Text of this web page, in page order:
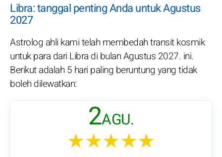
Libra: tanggal penting Anda untuk Agustus
2027
Astrolog ahli kami telah membedah transit kosmik
untuk para dari Libra di bulan Agustus 2027. ini.
Berikut adalah 5 hari paling beruntung yang tidak
boleh dilewatkan:
2AGU.
★★★★★